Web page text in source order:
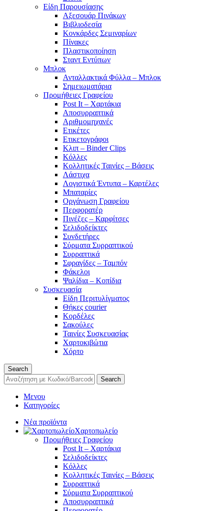
Είδη Παρουσίασης
Αξεσουάρ Πινάκων
Βιβλιοδεσία
Κονκάρδες Σεμιναρίων
Πίνακες
Πλαστικοποίηση
Σταντ Εντύπων
Μπλοκ
Ανταλλακτικά Φύλλα – Μπλοκ
Σημειωματάρια
Προμήθειες Γραφείου
Post It – Χαρτάκια
Αποσυρραπτικά
Αριθμομηχανές
Ετικέτες
Ετικετογράφοι
Κλιπ – Binder Clips
Κόλλες
Κολλητικές Ταινίες – Βάσεις
Λάστιχα
Λογιστικά Έντυπα – Καρτέλες
Μπαταρίες
Οργάνωση Γραφείου
Περφορατέρ
Πινέζες – Καρφίτσες
Σελιδοδείκτες
Συνδετήρες
Σύρματα Συρραπτικού
Συρραπτικά
Σφραγίδες – Ταμπόν
Φάκελοι
Ψαλίδια – Κοπίδια
Συσκευασία
Είδη Περιτυλίγματος
Θήκες courier
Κορδέλες
Σακούλες
Ταινίες Συσκευασίας
Χαρτοκιβώτια
Χόρτο
Search
Search
Μενου
Κατηγορίες
Νέα προϊόντα
Χαρτοπωλείο
Προμήθειες Γραφείου
Post It – Χαρτάκια
Σελιδοδείκτες
Κόλλες
Κολλητικές Ταινίες – Βάσεις
Συρραπτικά
Σύρματα Συρραπτικού
Αποσυρραπτικά